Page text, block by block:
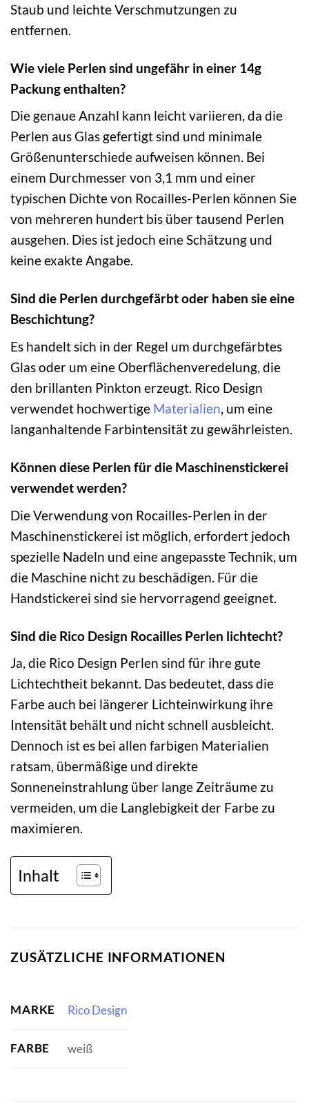
Staub und leichte Verschmutzungen zu
entfernen.
Wie viele Perlen sind ungefähr in einer 14g
Packung enthalten?
Die genaue Anzahl kann leicht variieren, da die
Perlen aus Glas gefertigt sind und minimale
Größenunterschiede aufweisen können. Bei
einem Durchmesser von 3,1 mm und einer
typischen Dichte von Rocailles-Perlen können Sie
von mehreren hundert bis über tausend Perlen
ausgehen. Dies ist jedoch eine Schätzung und
keine exakte Angabe.
Sind die Perlen durchgefärbt oder haben sie eine
Beschichtung?
Es handelt sich in der Regel um durchgefärbtes
Glas oder um eine Oberflächenveredelung, die
den brillanten Pinkton erzeugt. Rico Design
verwendet hochwertige Materialien, um eine
langanhaltende Farbintensität zu gewährleisten.
Können diese Perlen für die Maschinenstickerei
verwendet werden?
Die Verwendung von Rocailles-Perlen in der
Maschinenstickerei ist möglich, erfordert jedoch
spezielle Nadeln und eine angepasste Technik, um
die Maschine nicht zu beschädigen. Für die
Handstickerei sind sie hervorragend geeignet.
Sind die Rico Design Rocailles Perlen lichtecht?
Ja, die Rico Design Perlen sind für ihre gute
Lichtechtheit bekannt. Das bedeutet, dass die
Farbe auch bei längerer Lichteinwirkung ihre
Intensität behält und nicht schnell ausbleicht.
Dennoch ist es bei allen farbigen Materialien
ratsam, übermäßige und direkte
Sonneneinstrahlung über lange Zeiträume zu
vermeiden, um die Langlebigkeit der Farbe zu
maximieren.
Inhalt
ZUSÄTZLICHE INFORMATIONEN
MARKE Rico Design
FARBE weiß